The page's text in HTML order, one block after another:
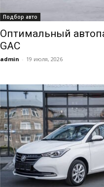
Подбор авто
Оптимальный
GAC
admin - 19 июля, 2026